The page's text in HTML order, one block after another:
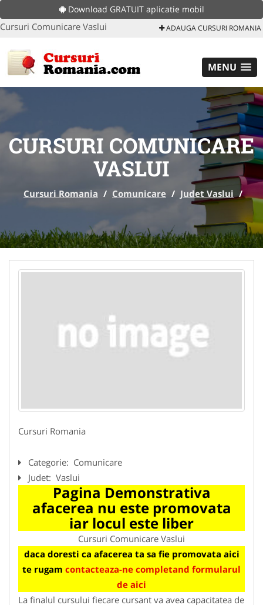
Download GRATUIT aplicatie mobil
Cursuri Comunicare Vaslui ADAUGA CURSURI ROMANIA
MENU
CURSURI COMUNICARE
VASLUI
Cursuri Romania / Comunicare / Judet Vaslui /
Cursuri Romania
Categorie: Comunicare
Judet: Vaslui
Pagina Demonstrativa
afacerea nu este promovata
iar locul este liber
Cursuri Comunicare Vaslui
daca doresti ca afacerea ta sa fie promovata aici
te rugam contacteaza-ne completand formularul
de aici
La finalul cursului fiecare cursant va avea capacitatea de